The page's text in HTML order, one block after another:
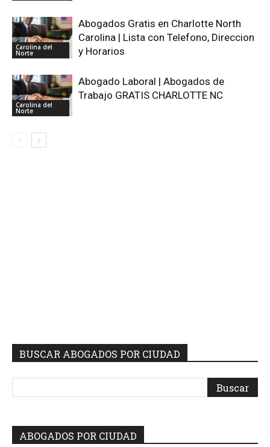
Carolina del
Norte
Abogados Gratis en Charlotte North
Carolina | Lista con Telefono, Direccion
y Horarios
Carolina del
Norte
Abogado Laboral | Abogados de
Trabajo GRATIS CHARLOTTE NC
BUSCAR ABOGADOS POR CIUDAD
ABOGADOS POR CIUDAD